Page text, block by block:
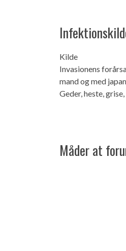
Kilde
Invasionens
mand og med
Geder, heste,
Måder at